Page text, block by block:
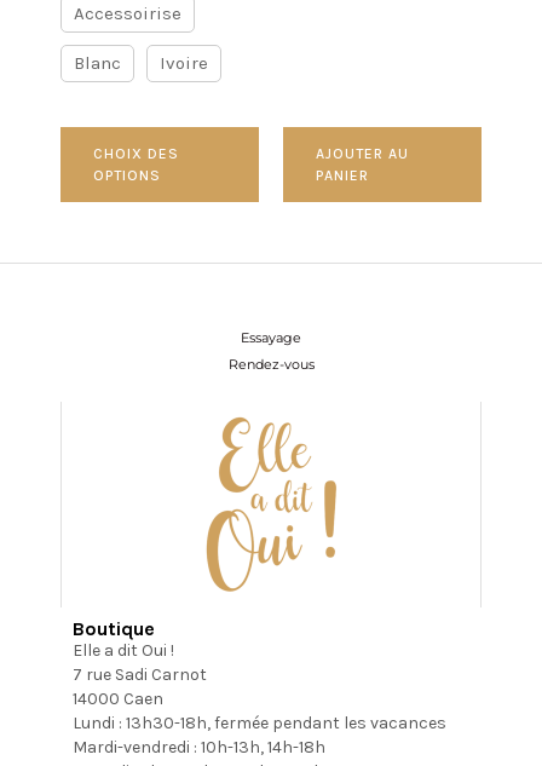
Accessoirise
Blanc Ivoire
CHOIX DES
OPTIONS
AJOUTER AU
PANIER
Essayage
Rendez-vous
Boutique
Elle a dit Oui !
7 rue Sadi Carnot
14000 Caen
Lundi : 13h30-18h, fermée pendant les vacances
Mardi-vendredi : 10h-13h, 14h-18h